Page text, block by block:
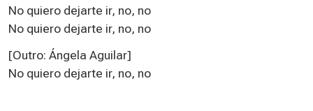
No quiero dejarte ir, no, no
No quiero dejarte ir, no, no
[Outro: Ángela Aguilar]
No quiero dejarte ir, no, no